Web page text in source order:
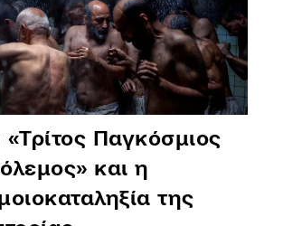
«Τρίτος Παγκόσμιος
και η
της